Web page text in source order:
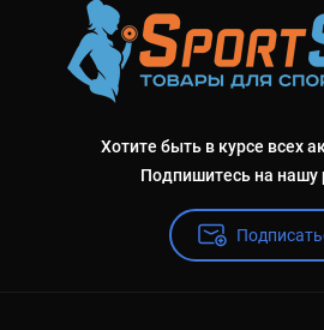
Хотите быть в курсе всех
Подпишитесь на нашу